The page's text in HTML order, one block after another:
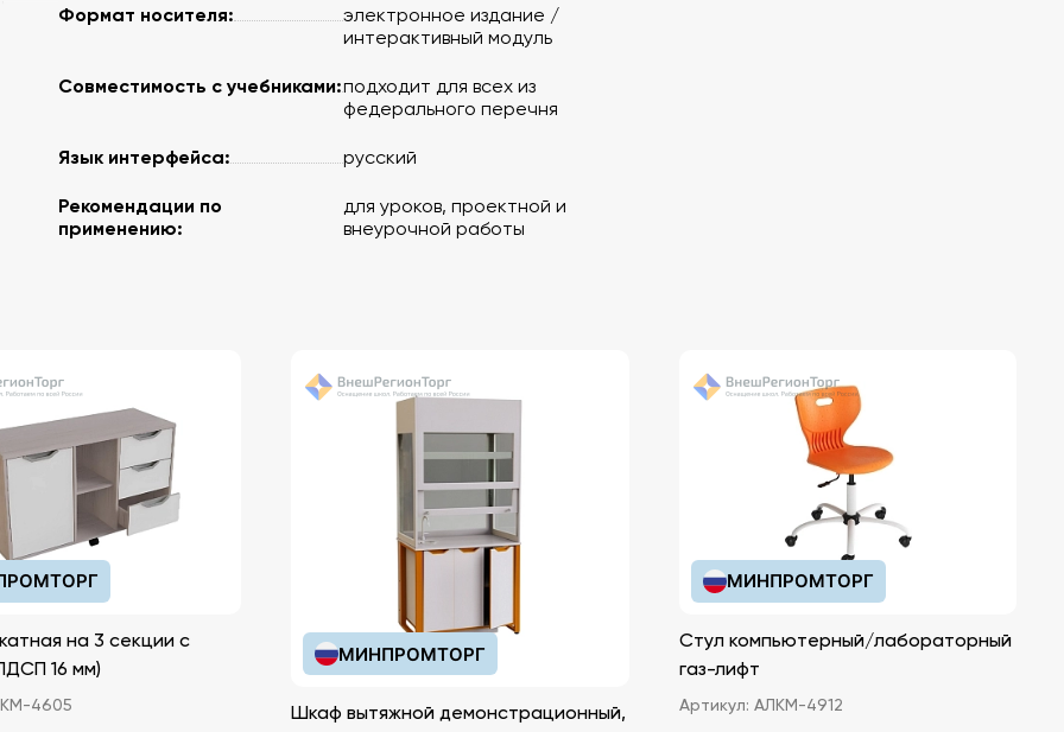
Формат носителя:
электронное издание /
интерактивный модуль
Совместимость с учебниками:подходит для всех из
федерального перечня
Язык интерфейса: русский
Рекомендации по
применению:
для уроков, проектной и
внеурочной работы
на 3 секции с
(ЛДСП 16 мм)
4605
МИНПРОМТОРГ
Шкаф вытяжной демонстрационный,
МИНПРОМТОРГ
Стул компьютерный/лабораторный
газ-лифт
Артикул: АЛКМ-4912